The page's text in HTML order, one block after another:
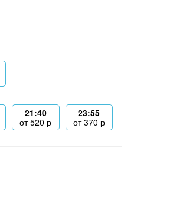
21:40
от520 р
23:55
от370 р